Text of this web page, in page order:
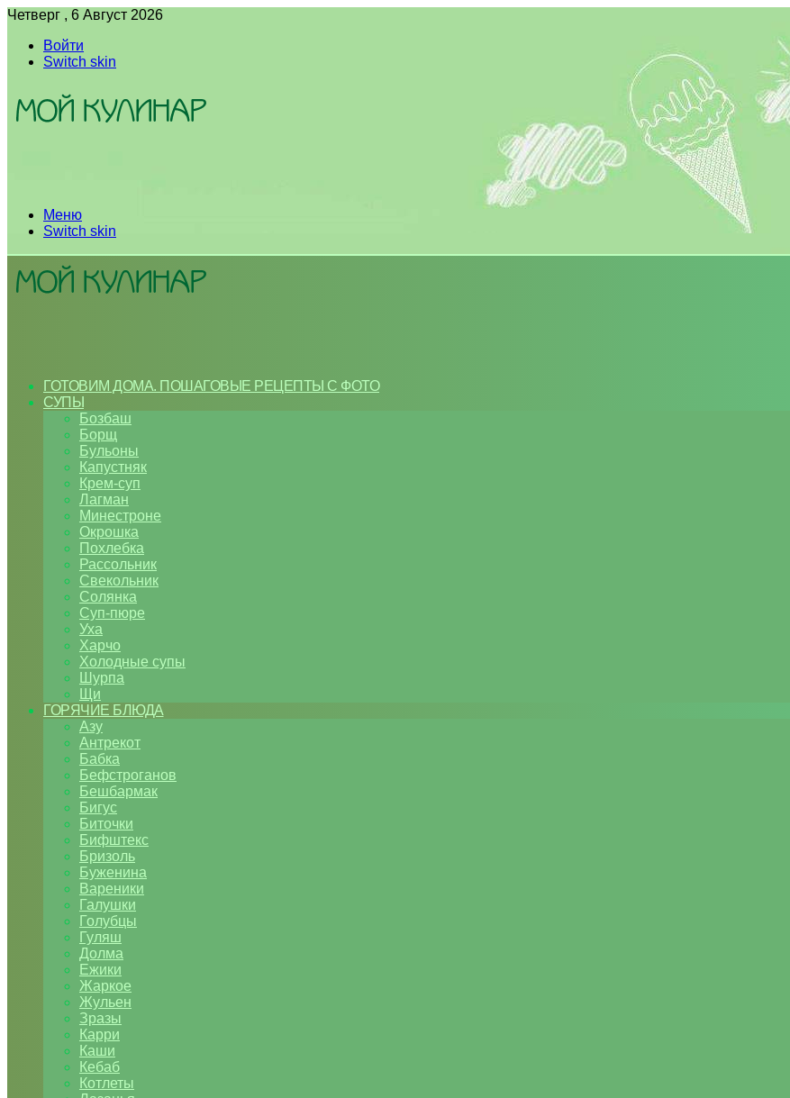
Четверг , 6 Август 2026
Войти
Switch skin
Меню
Switch skin
ГОТОВИМ ДОМА. ПОШАГОВЫЕ РЕЦЕПТЫ С ФОТО
СУПЫ
Бозбаш
Борщ
Бульоны
Капустняк
Крем-суп
Лагман
Минестроне
Окрошка
Похлебка
Рассольник
Свекольник
Солянка
Суп-пюре
Уха
Харчо
Холодные супы
Шурпа
Щи
ГОРЯЧИЕ БЛЮДА
Азу
Антрекот
Бабка
Бефстроганов
Бешбармак
Бигус
Биточки
Бифштекс
Бризоль
Буженина
Вареники
Галушки
Голубцы
Гуляш
Долма
Ежики
Жаркое
Жульен
Зразы
Карри
Каши
Кебаб
Котлеты